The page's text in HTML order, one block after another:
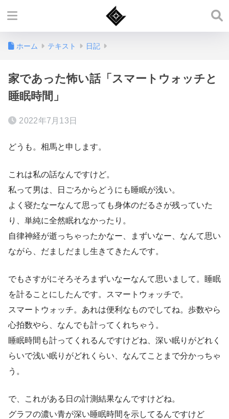
ホーム テキスト 日記
家であった怖い話「スマートウォッチと
睡眠時間」
2022年7月13日
どうも。相馬と申します。
これは私の話なんですけど。
私って男は、日ごろからどうにも睡眠が浅い。
よく寝たなーなんて思っても身体のだるさが残っていた
り、単純に全然眠れなかったり。
自律神経が逝っちゃったかなー、まずいなー、なんて思い
ながら、だましだまし生きてきたんです。
でもさすがにそろそろまずいなーなんて思いまして。睡眠
を計ることにしたんです。スマートウォッチで。
スマートウォッチ。あれは便利なものでしてね。歩数やら
心拍数やら、なんでも計ってくれちゃう。
睡眠時間も計ってくれるんですけどね、深い眠りがどれく
らいで浅い眠りがどれくらい、なんてことまで分かっちゃ
う。
で、これがある日の計測結果なんですけどね。
グラフの濃い青が深い睡眠時間を示してるんですけど